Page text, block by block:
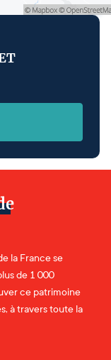
la France se
de 1 000
ce patrimoine
à travers toute la